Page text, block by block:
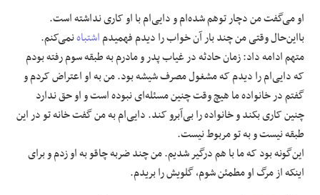
او می‌گفت من دچار توهم شده‌ام و دایی‌ام با او کاری نداشته است.
بااین‌حال وقتی من چند بار آن خواب را دیدم فهمیدماشتباهنمی‌کنم.
متهم ادامه داد: زمان حادثه در غیاب پدر و مادرم به طبقه سوم رفته بودم
که دایی‌ام را دیدم که مشغول مصرف شیشه بود. من به او اعتراض کردم و
گفتم در خانواده ما هیچ‌ وقت چنین مسئله‌ای نبوده است و او حق ندارد
چنین کاری بکند و خانواده را بی‌آبرو کند. دایی‌ام به من گفت خانه تو در این
طبقه نیست و به تو مربوط نیست.
این‌گونه بود که ما با هم درگیر شدیم. من چند ضربه چاقو به او زدم و برای
اینکه از مرگ او مطمئن شوم، گلویش را بریدم.